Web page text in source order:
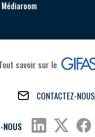
Médiaroom
savoir sur le
CONTACTEZ-NOUS
NOUS